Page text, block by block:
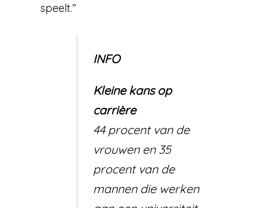
speelt.”
INFO
Kleine kans op
carrière
44 procent van de
vrouwen en 35
procent van de
mannen die werken